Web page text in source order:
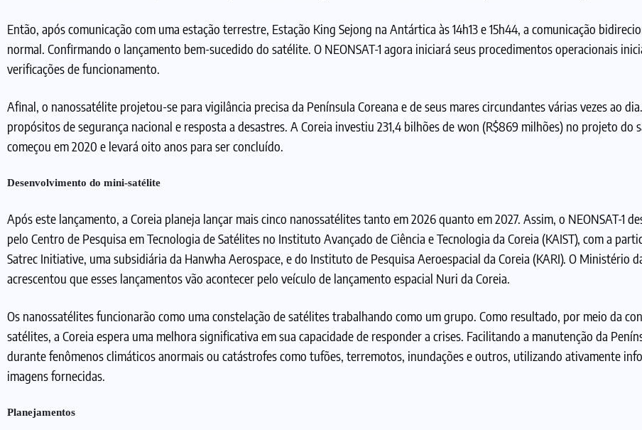
Então, após comunicação com uma estação terrestre, Estação King Sejong na Antártica às 14h13 e 15h44, a comunicação
normal. Confirmando o lançamento bem-sucedido do satélite. O NEONSAT-1 agora iniciará seus procedimentos operacionais
verificações de funcionamento.
Afinal, o nanossatélite projetou-se para vigilância precisa da Península Coreana e de seus mares circundantes várias vezes ao
propósitos de segurança nacional e resposta a desastres. A Coreia investiu 231,4 bilhões de won (R$869 milhões) no projeto do
começou em 2020 e levará oito anos para ser concluído.
Desenvolvimento do mini-satélite
Após este lançamento, a Coreia planeja lançar mais cinco nanossatélites tanto em 2026 quanto em 2027. Assim, o NEONSAT-1
pelo Centro de Pesquisa em Tecnologia de Satélites no Instituto Avançado de Ciência e Tecnologia da Coreia (KAIST), com a
Satrec Initiative, uma subsidiária da Hanwha Aerospace, e do Instituto de Pesquisa Aeroespacial da Coreia (KARI). O Ministério
acrescentou que esses lançamentos vão acontecer pelo veículo de lançamento espacial Nuri da Coreia.
Os nanossatélites funcionarão como uma constelação de satélites trabalhando como um grupo. Como resultado, por meio da
satélites, a Coreia espera uma melhora significativa em sua capacidade de responder a crises. Facilitando a manutenção da
durante fenômenos climáticos anormais ou catástrofes como tufões, terremotos, inundações e outros, utilizando ativamente
imagens fornecidas.
Planejamentos